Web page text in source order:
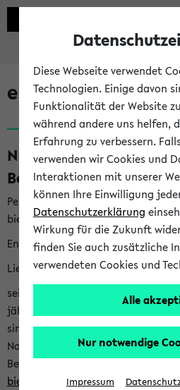
eKVV News
Nachhaltigkeitspreis
Bewerbungsphase
Per E-Mail eingestellt von
bielefeld.de an den Verteiler 'Alle
English version below
Liebe Studierende,
seit 2023 verleiht das Rektorat der
jährlich den Nachhaltigkeitspreis
sind herzlich eingeladen sich mit
Nachhaltigkeitsbüro zu bewerben.
Bewerbung dieses Formular<
bielefeld.de/frontend-server/
Diese Webseite verwendet
Technologien. Einige davon
Funktionalität der Website
während andere uns helfen,
Erfahrung zu verbessern.
verwenden wir Cookies und
Interaktionen mit unserer
können Ihre Einwilligung
Datenschutzerklärung
Wirkung für die Zukunft
finden Sie auch zusätzliche
verwendeten Cookies und
Alle
Nur notwendige
Impressum